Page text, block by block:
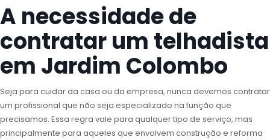
A necessidade de
contratar um telhadista
em Jardim Colombo
Seja para cuidar da casa ou da empresa, nunca devemos contratar
um profissional que não seja especializado na função que
precisamos. Essa regra vale para qualquer tipo de serviço, mas
principalmente para aqueles que envolvem construção e reforma